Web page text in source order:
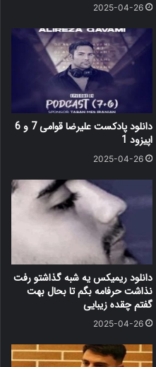
2025-04-26
دانلود پادکست علیرضا قوامی 7 و 6
اپیزود 1
2025-04-26
دانلود ریمیکس یه شبه گذاشتو رفت
نذاشت حرفامه بگم تا بحال بهت
گفتم چقده زیبایی
2025-04-26